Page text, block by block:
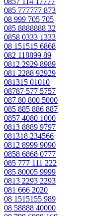
085 777777 873
08 999 705 705
085 8888888 32
0858 0333 1333
08 151515 6868
082 118899 89
0812 2929 8989
081 2288 92929
081315 01010
08787 577 5757
087 80 800 5000
085 885 886 887
0857 4080 1000
0813 8889 9797
081318 234566
0812 8999 9090
0858 6868 0777
085 777 111 222
085 80005 9999
0813 2293 2293
081 666 2020
08 1515155 989
08 58888 40000